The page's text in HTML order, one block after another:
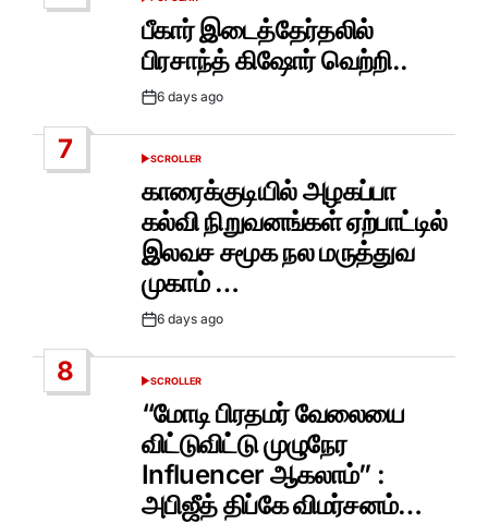
POSTED
IN
பீகார் இடைத்தேர்தலில்
பிரசாந்த் கிஷோர் வெற்றி..
Post6 days ago
7
POSTED
SCROLLER
காரைக்குடியில் அழகப்பா
கல்வி நிறுவனங்கள் ஏற்பாட்டில்
இலவச சமூக நல மருத்துவ
முகாம் …
Post6 days ago
8
POSTED
IN
SCROLLER
“மோடி பிரதமர் வேலையை
விட்டுவிட்டு முழுநேர
Influencer ஆகலாம்” :
அபிஜீத் திப்கே விமர்சனம்…